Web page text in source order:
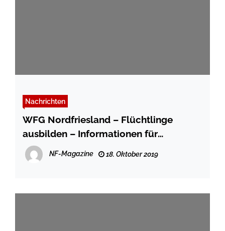
Nachrichten
WFG Nordfriesland – Flüchtlinge
ausbilden – Informationen für
Unternehmen und Betriebe
NF-Magazine 18. Oktober 2019